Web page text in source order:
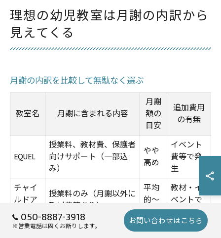
理想の幼児教室は月謝の内訳から
見えてくる
月謝の内訳を比較して無駄なく選ぶ
教室名 月謝に含まれる内容
月謝
額の
目安
追加費用
の有無
EQUEL
授業料、教材費、保護者
向けサポート（一部込
み）
やや
高め
イベント
費等で発
生
チャイ
ルドア
イズ
授業料のみ（月謝以外に
教材費等あり）
平均
的～
高め
教材・イ
ベントで
別途
ベビー
授業料、体験費用含むコ 標準
一部教材
050-8887-3918
※営業電話は固くお断りします。 お問い合わせはこちら